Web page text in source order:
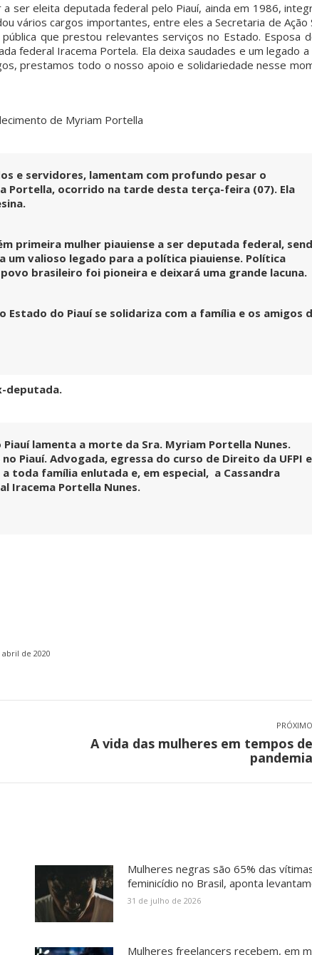
ser eleita deputada federal pelo Piauí, ainda em 1986,
vários cargos importantes, entre eles a Secretaria de Ação
que prestou relevantes serviços no Estado. Esposa
federal Iracema Portela. Ela deixa saudades e um legado
prestamos todo o nosso apoio e solidariedade nesse
de Myriam Portella
e servidores, lamentam com profundo pesar o
Portella, ocorrido na tarde desta terça-feira (07). Ela
primeira mulher piauiense a ser deputada federal,
valioso legado para a política piauiense. Política
brasileiro foi pioneira e deixará uma grande lacuna.
do Piauí se solidariza com a família e os amigos
deputada.
lamenta a morte da Sra. Myriam Portella Nunes.
Piauí. Advogada, egressa do curso de Direito da UFPI e
toda família enlutada e, em especial, a Cassandra
Iracema Portella Nunes.
abril de 2020
PRÓXIMO
A vida das mulheres em tempos de
pandemia
Mulheres negras são 65% das
feminicídio no Brasil, aponta
31 de julho de 2026
Mulheres freelancers recebem, em